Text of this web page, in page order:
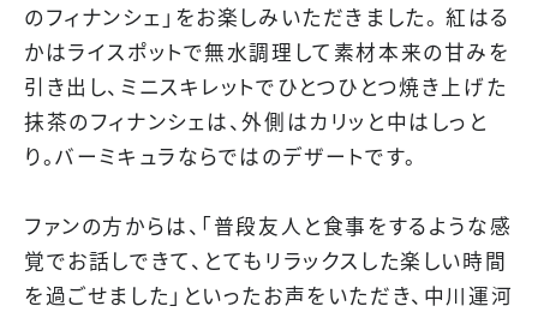
のフィナンシェ」をお楽しみいただきました。 紅はる
かはライスポットで無水調理して素材本来の甘みを
引き出し、ミニスキレットでひとつひとつ焼き上げた
抹茶のフィナンシェは、外側はカリッと中はしっと
り。バーミキュラならではのデザートです。
ファンの方からは、「普段友人と食事をするような感
覚でお話しできて、とてもリラックスした楽しい時間
を過ごせました」といったお声をいただき、中川運河